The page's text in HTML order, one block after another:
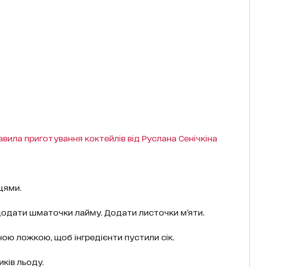
приготування коктейлів від Руслана Сенічкіна
шматочки лайму. Додати листочки м’яти.
ложкою, щоб інгредієнти пустили сік.
льоду.